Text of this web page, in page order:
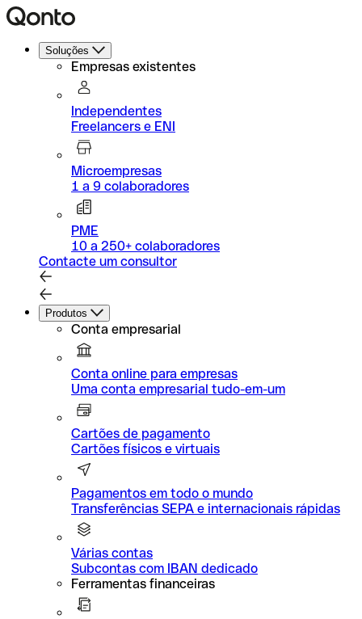
Soluções
Empresas existentes
Independentes
Freelancers e ENI
Microempresas
1 a 9 colaboradores
PME
10 a 250+ colaboradores
Contacte um consultor
Produtos
Conta empresarial
Conta online para empresas
Uma conta empresarial tudo-em-um
Cartões de pagamento
Cartões físicos e virtuais
Pagamentos em todo o mundo
Transferências SEPA e internacionais rápidas
Várias contas
Subcontas com IBAN dedicado
Ferramentas financeiras